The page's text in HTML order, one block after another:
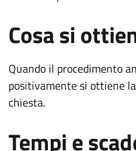
Cosa si
Quando il procedimento
positivamente si ottiene
chiesta.
Tempi e